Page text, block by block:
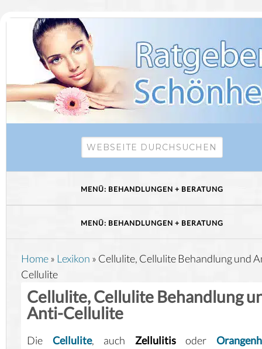
Home» Lexikon » Cellulite, Cellulite Behandlung und
Cellulite
Cellulite, Cellulite Behandlung
Anti-Cellulite
Die Cellulite, auch Zellulitisoder